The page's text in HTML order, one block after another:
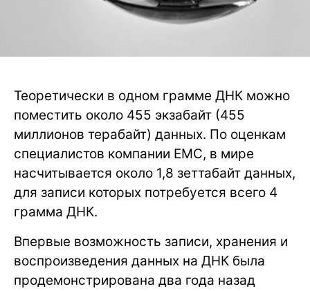
Теоретически в одном грамме ДНК можно
поместить около 455 экзабайт (455
миллионов терабайт) данных. По оценкам
специалистов компании EMC, в мире
насчитывается около 1,8 зеттабайт данных,
для записи которых потребуется всего 4
грамма ДНК.
Впервые возможность записи, хранения и
воспроизведения данных на ДНК была
продемонстрирована два года назад